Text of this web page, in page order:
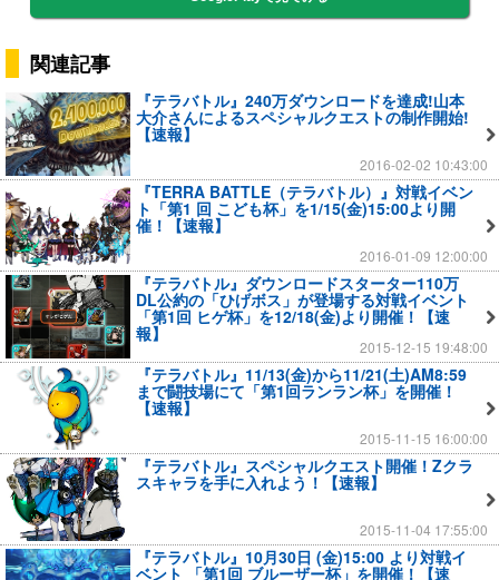
関連記事
『テラバトル』240万ダウンロードを達成!山本
大介さんによるスペシャルクエストの制作開始!
【速報】
2016-02-02 10:43:00
『TERRA BATTLE（テラバトル）』対戦イベン
ト「第1 回 こども杯」を1/15(金)15:00より開
催！【速報】
2016-01-09 12:00:00
『テラバトル』ダウンロードスターター110万
DL公約の「ひげボス」が登場する対戦イベント
「第1回 ヒゲ杯」を12/18(金)より開催！【速
報】
2015-12-15 19:48:00
『テラバトル』11/13(金)から11/21(土)AM8:59
まで闘技場にて「第1回ランラン杯」を開催！
【速報】
2015-11-15 16:00:00
『テラバトル』スペシャルクエスト開催！Zクラ
スキャラを手に入れよう！【速報】
2015-11-04 17:55:00
『テラバトル』10月30日 (金)15:00 より対戦イ
ベント 「第1回 ブルーザー杯」を開催！【速